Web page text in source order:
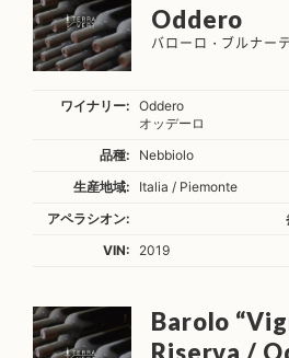
Oddero
バローロ・ブルナー
ワイナリー:
Oddero
オッデーロ
品種:
Nebbiolo
生産地域:
Italia / Piemonte
アペラシオン:
VIN:
2019
Barolo